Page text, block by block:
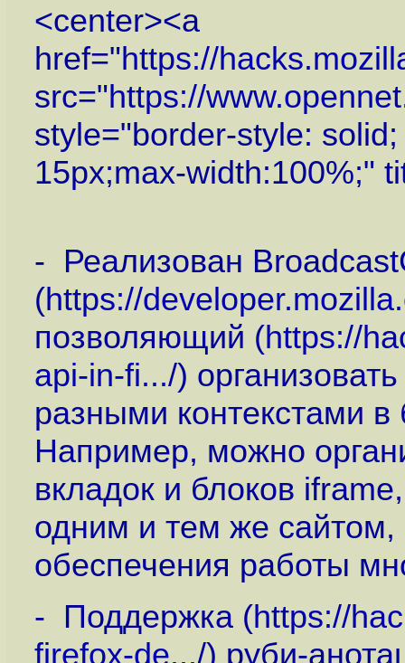
<center><a
href="https://
src="https://
style="border-style:
15px;max-width:100%;"
- Реализован
(https://
позволяющий (https://
api-in-fi.../)
разными контекстами
Например, можно
вкладок и блоков
одним и тем же сайтом,
обеспечения работы
- Поддержка (https://
firefox-de.../) руби-